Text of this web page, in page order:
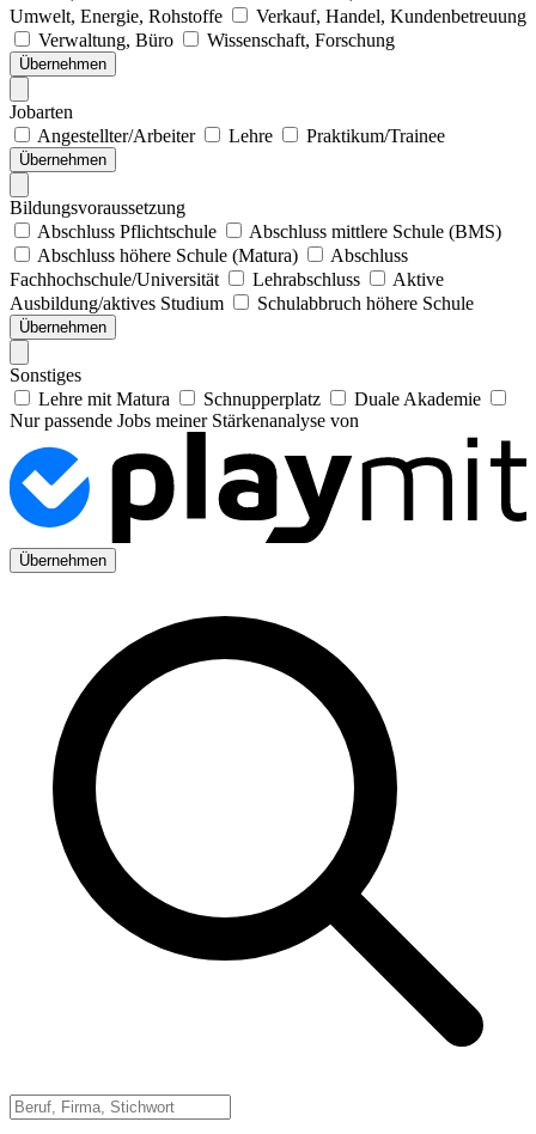
Umwelt, Energie, Rohstoffe
Verkauf, Handel, Kundenbetreuung
Verwaltung, Büro
Wissenschaft, Forschung
Übernehmen
Jobarten
Angestellter/Arbeiter
Lehre Praktikum/Trainee
Übernehmen
Bildungsvoraussetzung
Abschluss Pflichtschule
Abschluss mittlere Schule (BMS)
Abschluss höhere Schule (Matura)
Abschluss
Fachhochschule/Universität
Lehrabschluss
Aktive
Ausbildung/aktives Studium
Schulabbruch höhere Schule
Übernehmen
Sonstiges
Lehre mit Matura
Schnupperplatz
Duale Akademie
Nur passende Jobs meiner Stärkenanalyse von
Übernehmen